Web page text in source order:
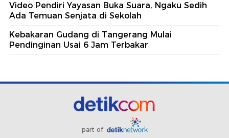
Video Pendiri Yayasan Buka Suara, Ngaku Sedih
Ada Temuan Senjata di Sekolah
Kebakaran Gudang di Tangerang Mulai
Pendinginan Usai 6 Jam Terbakar
part of